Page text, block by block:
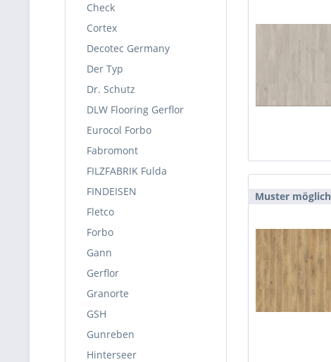
Check
Cortex
Decotec Germany
Der Typ
Dr. Schutz
DLW Flooring Gerflor
Eurocol Forbo
Fabromont
FILZFABRIK Fulda
FINDEISEN
Fletco
Forbo
Gann
Gerflor
Granorte
GSH
Gunreben
Hinterseer
Muster möglich